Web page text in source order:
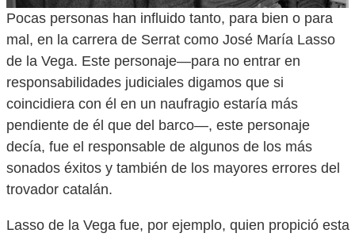
Pocas personas han influido tanto, para bien o para
mal, en la carrera de Serrat como José María Lasso
de la Vega. Este personaje—para no entrar en
responsabilidades judiciales digamos que si
coincidiera con él en un naufragio estaría más
pendiente de él que del barco—, este personaje
decía, fue el responsable de algunos de los más
sonados éxitos y también de los mayores errores del
trovador catalán.
Lasso de la Vega fue, por ejemplo, quien propició esta